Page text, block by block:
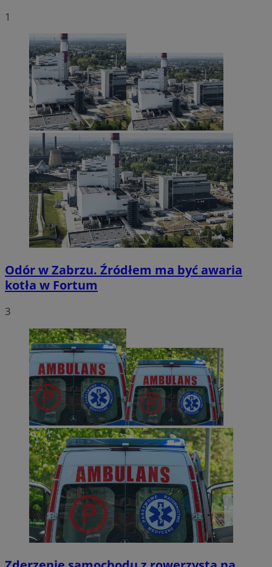
1
Odór w Zabrzu. Źródłem ma być awaria
kotła w Fortum
3